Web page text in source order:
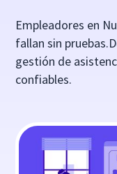
Empleadores en
fallan sin
gestión de
confiables.